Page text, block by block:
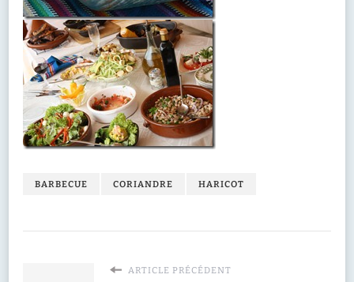
BARBECUE CORIANDRE HARICOT
ARTICLE PRÉCÉDENT